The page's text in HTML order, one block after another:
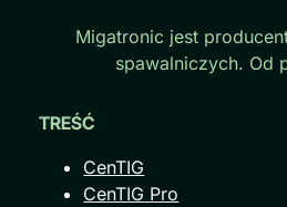
Migatronic jest
spawalniczych. Od
TREŚĆ
CenTIG
CenTIG Pro